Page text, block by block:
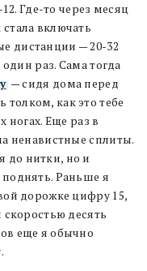
Где-то через месяц
включать
дистанции — 20-32
раз. Сама тогда
, — сидя дома перед
как это тебе
ногах. Еще раз в
ненавистные сплиты.
до нитки, но и
Раньше я
дорожке цифру 15,
скоростью десять
еще я обычно